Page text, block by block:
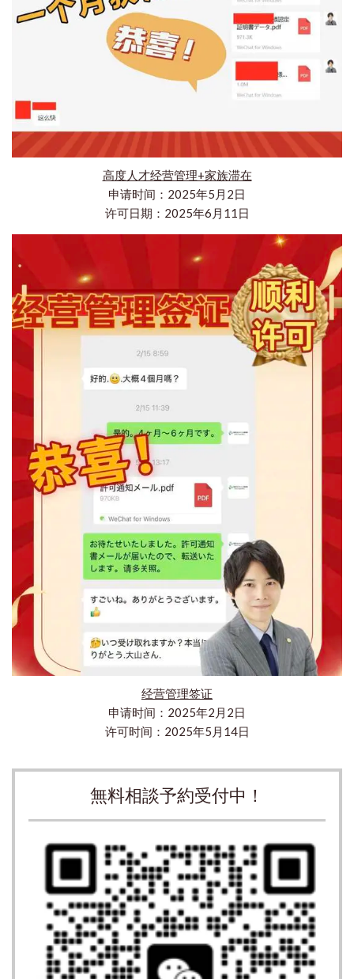
高度人才经营管理+家族滞在
申请时间：2025年5月2日
许可日期：2025年6月11日
经营管理签证
申请时间：2025年2月2日
许可时间：2025年5月14日
無料相談予約受付中！